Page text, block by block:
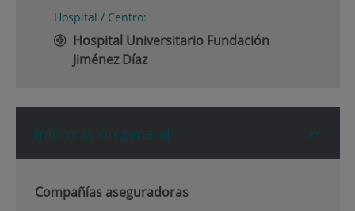
Hospital / Centro:
Hospital Universitario Fundación
Jiménez Díaz
Información general
Compañías aseguradoras